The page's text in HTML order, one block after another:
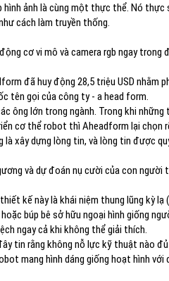
hình ảnh là cùng một thực thể. Nó
cách làm truyền thống.
cơ vi mô và camera rgb ngay
đã huy động 28,5 triệu USD nhằm
tên gọi của công ty - a head form.
ông lớn trong ngành. Trong khi những
cơ thể robot thì Aheadform lại chọn
xây dựng lòng tin, và lòng tin được
và dự đoán nụ cười của con
kế này là khái niệm thung lũng kỳ
búp bê sở hữu ngoại hình giống
ngay cả khi không thể giải thích.
tin rằng không nỗ lực kỹ thuật nào
mang hình dáng giống hoạt hình